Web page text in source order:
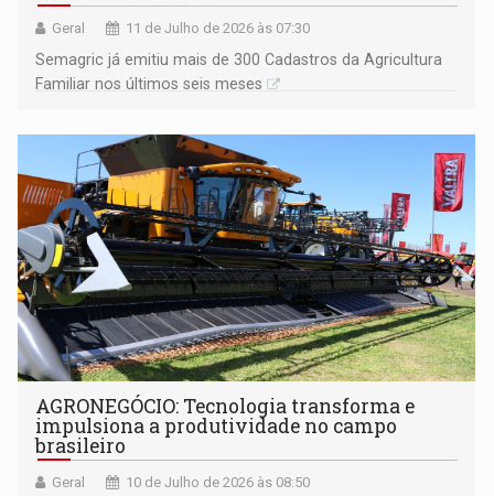
Geral 11 de Julho de 2026 às 07:30
Semagric já emitiu mais de 300 Cadastros da Agricultura
Familiar nos últimos seis meses
AGRONEGÓCIO: Tecnologia transforma e
impulsiona a produtividade no campo
brasileiro
Geral 10 de Julho de 2026 às 08:50